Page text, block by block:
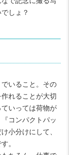
しょ？
いること。その
れることが大切
いっては荷物が
コンパクトパッ
小分けにして、
。